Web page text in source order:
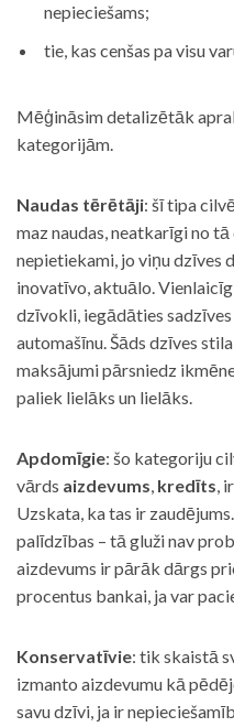
nepieciešams;
tie, kas cenšas pa visu
Mēģināsim detalizētāk
kategorijām.
Naudas tērētāji: šī tipa
maz naudas, neatkarīgi no
nepietiekami, jo viņu dzīves
inovatīvo, aktuālo.
dzīvokli, iegādāties
automašīnu. Šāds dzīves
maksājumi pārsniedz
paliek lielāks un lielāks.
Apdomīgie: šo kategoriju
vārds aizdevums, kredīts,
Uzskata, ka tas ir
palīdzības – tā gluži nav
aizdevums ir pārāk dārgs
procentus bankai, ja var
Konservatīvie: tik skaistā
izmanto aizdevumu kā
savu dzīvi, ja ir